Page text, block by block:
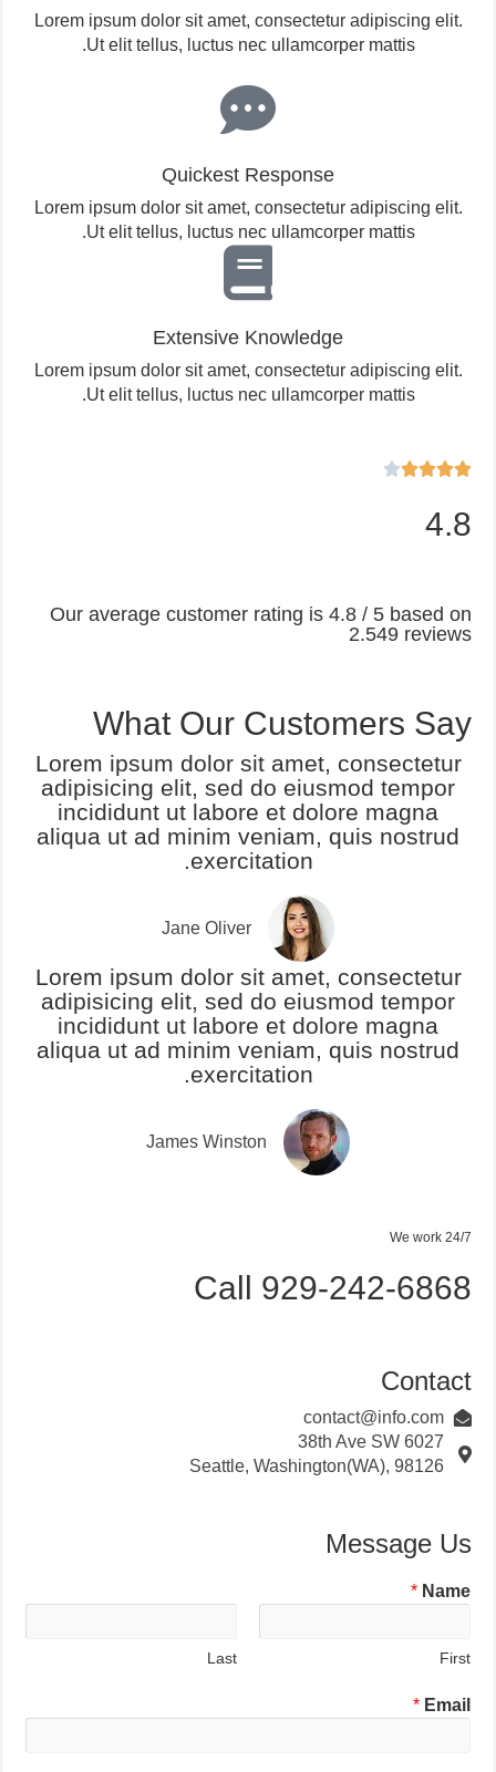
Lorem ipsum dolor sit amet, consectetur adipiscing elit.
Ut elit tellus, luctus nec ullamcorper mattis.
Quickest Response
Lorem ipsum dolor sit amet, consectetur adipiscing elit.
Ut elit tellus, luctus nec ullamcorper mattis.
Extensive Knowledge
Lorem ipsum dolor sit amet, consectetur adipiscing elit.
Ut elit tellus, luctus nec ullamcorper mattis.





4.8
Our average customer rating is 4.8 / 5 based on
2.549 reviews
What Our Customers Say
Lorem ipsum dolor sit amet, consectetur
adipisicing elit, sed do eiusmod tempor
incididunt ut labore et dolore magna
aliqua ut ad minim veniam, quis nostrud
exercitation.
Jane Oliver
Lorem ipsum dolor sit amet, consectetur
adipisicing elit, sed do eiusmod tempor
incididunt ut labore et dolore magna
aliqua ut ad minim veniam, quis nostrud
exercitation.
James Winston
We work 24/7
Call 929-242-6868
Contact
contact@info.com
6027 38th Ave SW
Seattle, Washington(WA), 98126
Message Us
Name
*
First
Last
Email
*